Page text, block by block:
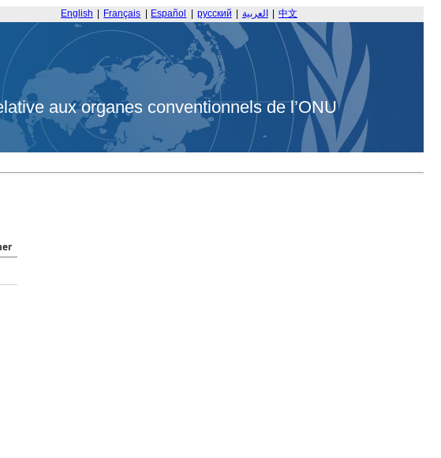
English Français Español русский العربية 中文
aux organes conventionnels de l’ONU